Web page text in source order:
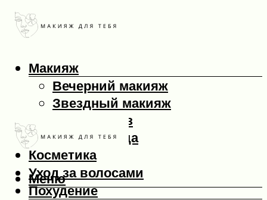
Макияж
Вечерний макияж
Звездный макияж
Макияж глаз
Макияж лица
Косметика
Уход за волосами
Похудение
Меню